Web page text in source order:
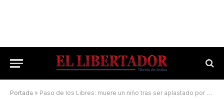
Portada » Paso de los Libres: muere un niño tras ser aplastado por un vagón de tren